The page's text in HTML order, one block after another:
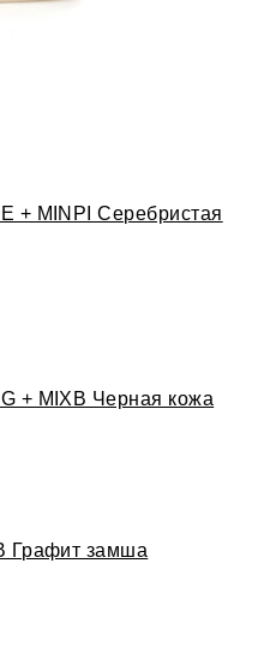
+ MINPI Серебристая
+ MIXB Черная кожа
Графит замша